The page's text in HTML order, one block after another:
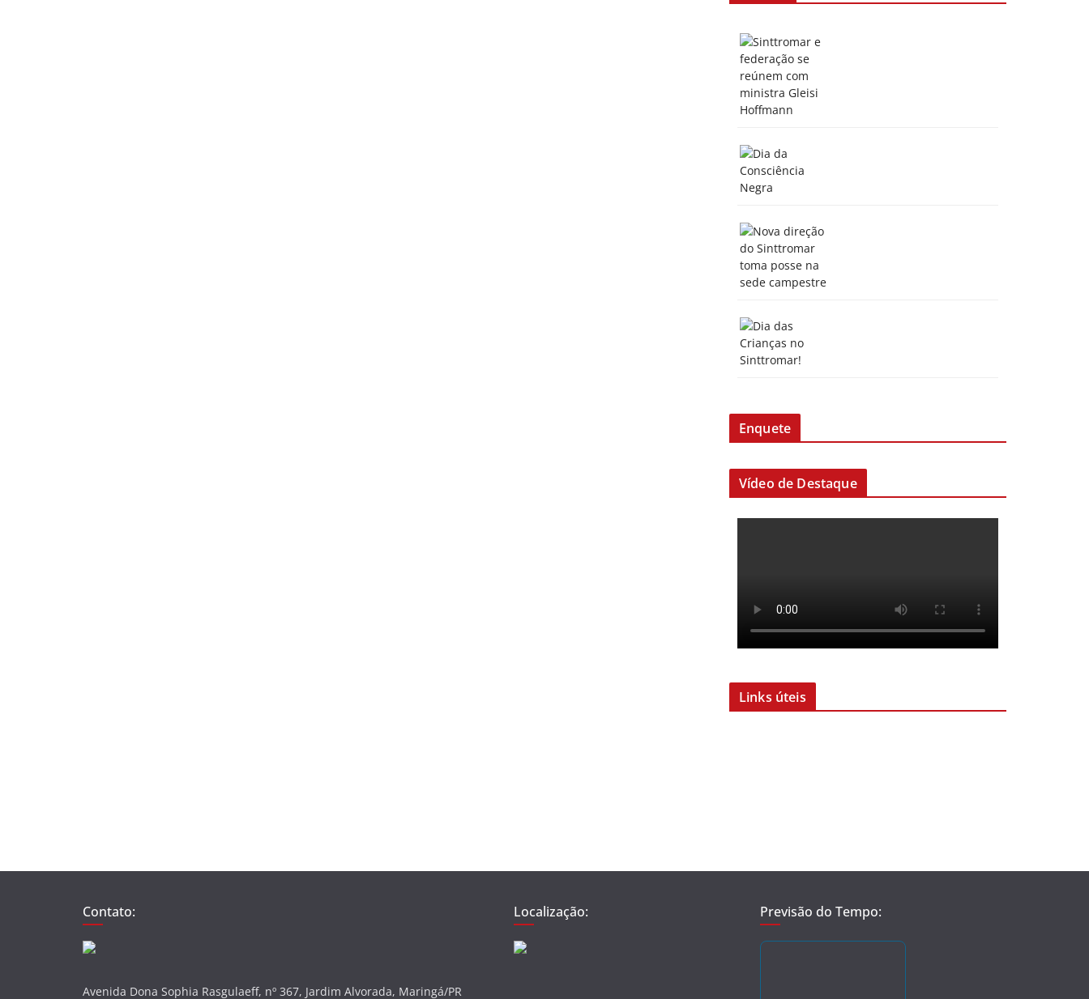
Enquete
Vídeo de Destaque
Links úteis
Contato:
Avenida Dona Sophia Rasgulaeff, nº 367, Jardim Alvorada, Maringá/PR
Localização: Previsão do Tempo: